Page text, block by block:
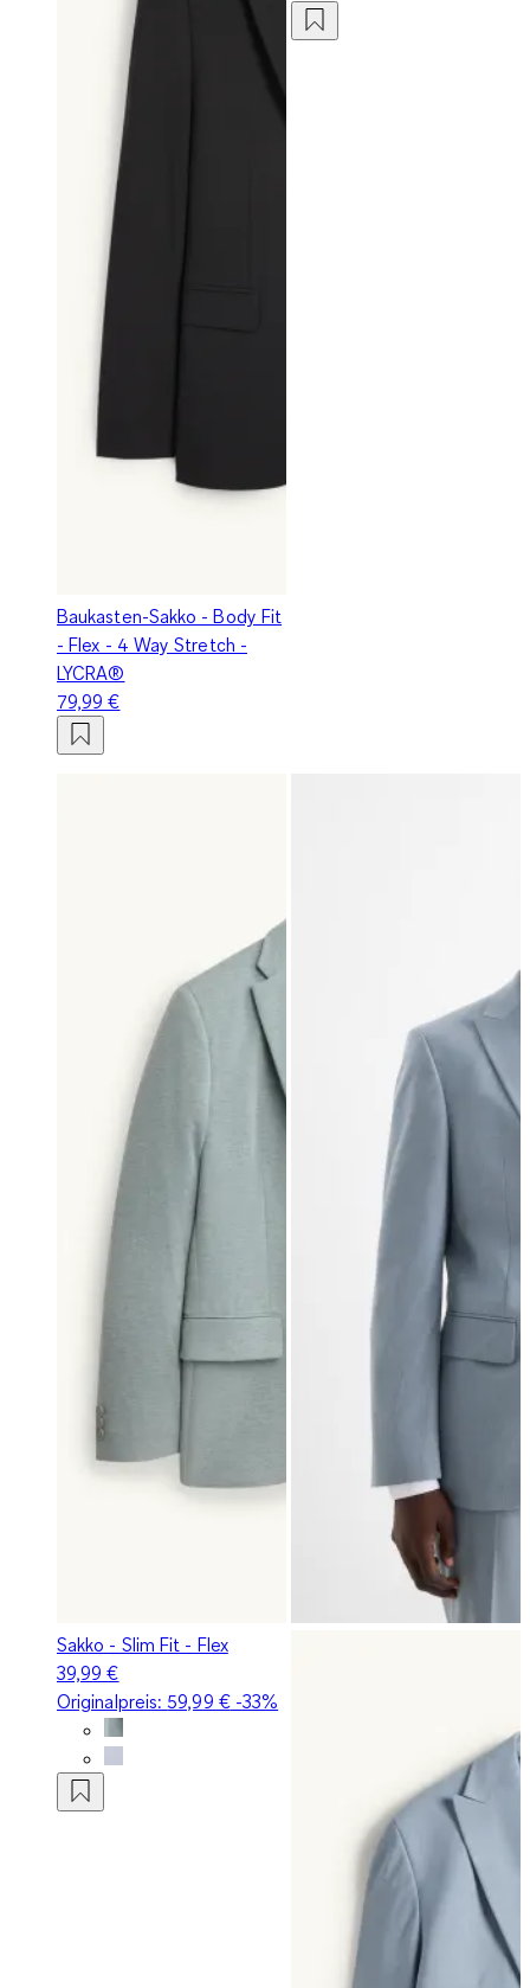
Baukasten-Sakko - Body Fit
- Flex - 4 Way Stretch -
LYCRA®
79,99 €
Sakko - Slim Fit - Flex
39,99 €
Originalpreis: 59,99 €-33%